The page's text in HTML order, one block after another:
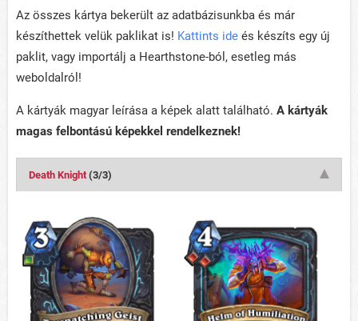
Az összes kártya bekerült az adatbázisunkba és már
készíthettek velük paklikat is! Kattints ide és készíts egy új
paklit, vagy importálj a Hearthstone-ból, esetleg más
weboldalról!
A kártyák magyar leírása a képek alatt található. A kártyák
magas felbontású képekkel rendelkeznek!
Death Knight (3/3)